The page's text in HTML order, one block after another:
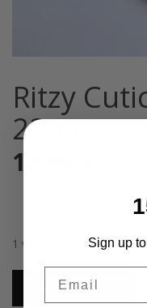
Ritzy
22mm
12,90
1 varastossa
Cuticle
Lisää ostoskoriin
Sign up